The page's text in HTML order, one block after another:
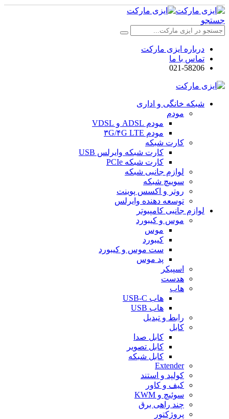
جستجو
درباره ایزی مارکت
تماس با ما
021-58206
شبکه خانگی و اداری
مودم
مودم ADSL و VDSL
مودم ۳G/۴G LTE
کارت شبکه
کارت شبکه وایرلس USB
کارت شبکه PCIe
لوازم جانبی شبکه
سوییچ شبکه
روتر و اکسس پوینت
توسعه دهنده وایرلس
لوازم جانبی کامپیوتر
موس و کیبورد
موس
کیبورد
ست موس و کیبورد
پد موس
اسپیکر
هدست
هاب
هاب USB-C
هاب USB
رابط و تبدیل
کابل
کابل صدا
کابل تصویر
کابل شبکه
Extender
کولپد و استند
کیف و کاور
سوئیچ و KWM
چند راهی برق
پروژکتور